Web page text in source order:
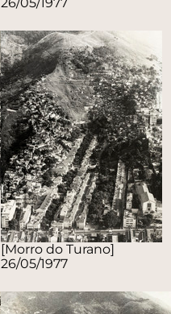
[Morro do Turano]
26/05/1977